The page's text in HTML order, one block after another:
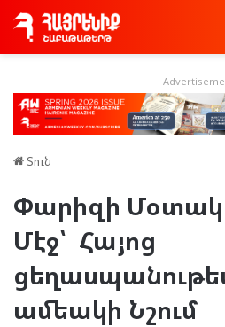
Տուն
Փարիզի
Մէջ՝ Հայոց
ամեակի Նշում